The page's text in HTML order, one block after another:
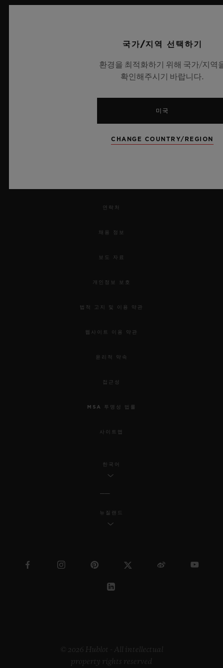
연락처
채용 정보
보도 자료
개인정보 보호
법적 고지 및 이용 약관
웹사이트 이용 약관
윤리적 약속
접근성
MSA 투명성 법률
사이트맵
한국어
뉴질랜드
© 2026 Hublot - All intellectual
property rights reserved
국가/지역 선택하기
환경을 최적화하기 위해 국가/지역
확인해주시기 바랍니다.
미국
CHANGE COUNTRY/REGION